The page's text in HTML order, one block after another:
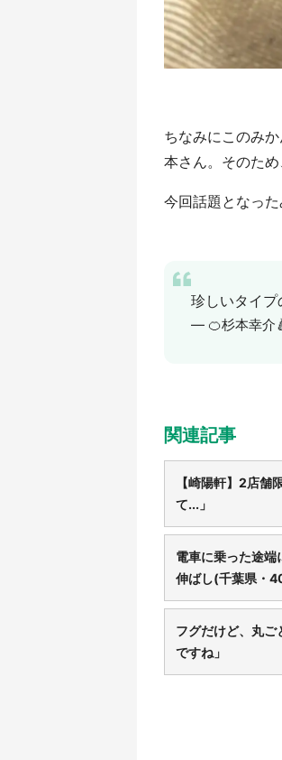
ちなみにこのみ
本さん。そのため
今回話題となっ
珍しいタイプ
— 🍊杉本幸介
関連記事
【崎陽軒】2店舗
て...」
電車に乗った途
伸ばし(千葉県・
フグだけど、丸
ですね」